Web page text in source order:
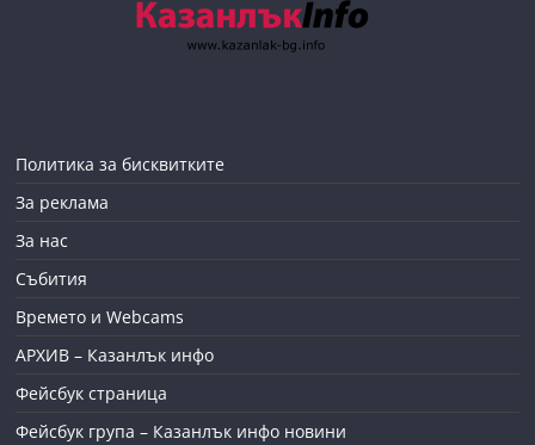
Политика за бисквитките
За реклама
За нас
Събития
Времето и Webcams
АРХИВ – Казанлък инфо
Фейсбук страница
Фейсбук група – Казанлък инфо новини